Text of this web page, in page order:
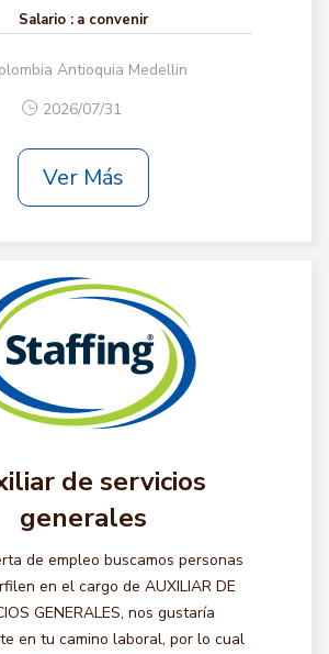
Salario : a convenir
Antioquia Medellin
2026/07/31
Ver Más
de servicios
generales
de empleo buscamos personas
en el cargo de AUXILIAR DE
GENERALES, nos gustaría
en tu camino laboral, por lo cual